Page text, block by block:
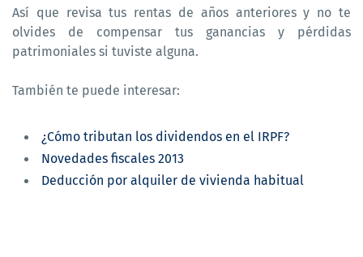
Así que revisa tus rentas de años anteriores y no te
olvides de compensar tus ganancias y pérdidas
patrimoniales si tuviste alguna.
También te puede interesar:
¿Cómo tributan los dividendos en el IRPF?
Novedades fiscales 2013
Deducción por alquiler de vivienda habitual